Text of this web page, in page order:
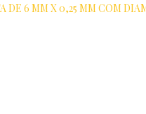
DE 6 MM X 0,25 MM COM